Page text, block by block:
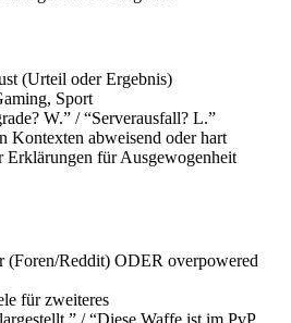
(Urteil oder Ergebnis)
Sport
W.” / “Serverausfall? L.”
Kontexten abweisend oder hart
Erklärungen für Ausgewogenheit
(Foren/Reddit) ODER overpowered
für zweiteres